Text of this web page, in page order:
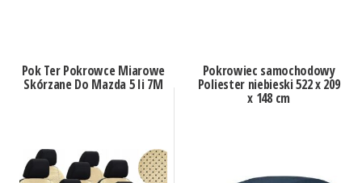
Pok Ter Pokrowce Miarowe
Skórzane Do Mazda 5 Ii 7M
Pokrowiec samochodowy
Poliester niebieski 522 x 209
x 148 cm